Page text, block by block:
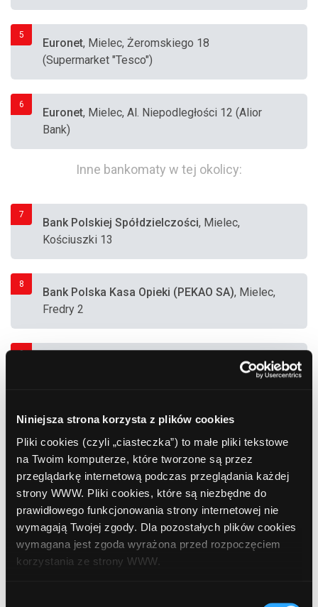
Niniejsza strona korzysta z plików cookies
Pliki cookies (czyli „ciasteczka”) to małe pliki tekstowe
na Twoim komputerze, które tworzone są przez
przeglądarkę internetową podczas przeglądania każdej
strony WWW. Pliki cookies, które są niezbędne do
prawidłowego funkcjonowania strony internetowej nie
wymagają Twojej zgody. Dla pozostałych plików cookies
wymagana jest zgoda wyrażona przed rozpoczęciem
korzystania ze strony WWW.
5
Euronet, Mielec, Żeromskiego 18
(Supermarket "Tesco")
6
Euronet, Mielec, Al. Niepodległości 12 (Alior
Bank)
Inne bankomaty w tej okolicy:
7
Bank Polskiej Spółdzielczości, Mielec,
Kościuszki 13
8
Bank Polska Kasa Opieki (PEKAO SA), Mielec,
Fredry 2
9
, Mielec,
10
Fredry 2
11
Bank Polska Kasa Opieki (PEKAO SA), Mielec,
Pisarka 10
12
Bank Polska Kasa Opieki (PEKAO SA)